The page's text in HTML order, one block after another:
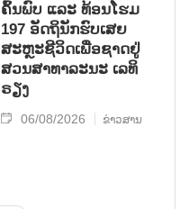
ຄົ້ນ​ພົບ ແລະ ທ້ອນ​ໂຮມ
197 ອັດ​ຖິ​ນັກ​ຮົບ​ເສຍ​
ສະຫຼະ​ຊີ​ວິດ​ເພື່ອ​ຊາດ​ຢູ່​
ສວນ​ສາ​ທາ​ລະ​ນະ ເລ​ທິ​
ຣຽງ
06/08/2026 ຂ່າວສານ